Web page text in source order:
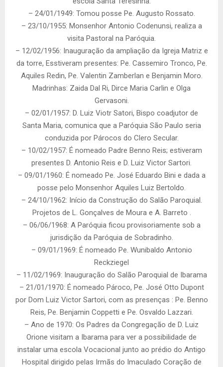
– 24/01/1949: Tomou posse Pe. Augusto Rossato.
– 23/10/1955: Monsenhor Antonio Codenunsi, realiza a
visita Pastoral na Paróquia.
– 12/02/1956: Inauguração da ampliação da Igreja Matriz e
da torre, Esstiveram presentes: Pe. Cassemiro Tronco, Pe.
Aquiles Redin, Pe. Valentin Zamberlan e Benjamin Moro.
Madrinhas: Zaida Dal Ri, Dirce Maria Carlin e Olga
Gervasoni.
– 02/01/1957: D. Luiz Viotr Satori, Bispo coadjutor de
Santa Maria, comunica que a Paróquia São Paulo seria
conduzida por Párocos do Clero Secular.
– 10/02/1957: É nomeado Padre Benno Reis; estiveram
presentes D. Antonio Reis e D. Luiz Victor Sartori.
– 09/01/1960: É nomeado Pe. José Eduardo Bini e dada a
posse pelo Monsenhor Aquiles Luiz Bertoldo.
– 24/10/1962: Início da Construção do Salão Paroquial.
Projetos de L. Gonçalves de Moura e A. Barreto .
– 06/06/1968: A Paróquia ficou provisoriamente sob a
jurisdição da Paróquia de Sobradinho.
– 09/01/1969: É nomeado Pe. Wunibaldo Antonio
Reckziegel
– 11/02/1969: Inauguração do Salão Paroquial de Ibarama
– 21/01/1970: É nomeado Pároco, Pe. José Otto Dupont
por Dom Luiz Victor Sartori, com as presenças : Pe. Benno
Reis, Pe. Benjamin Coppetti e Pe. Osvaldo Lazzari.
– Ano de 1970: Os Padres da Congregação de D. Luiz
Orione visitam a Ibarama para ver a possibilidade de
instalar uma escola Vocacional junto ao prédio do Antigo
Hospital dirigido pelas Irmãs do Imaculado Coração de